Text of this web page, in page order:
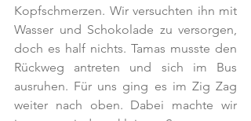
Kopfschmerzen. Wir versuchten ihn mit
Wasser und Schokolade zu versorgen,
doch es half nichts. Tamas musste den
Rückweg antreten und sich im Bus
ausruhen. Für uns ging es im Zig Zag
weiter nach oben. Dabei machte wir